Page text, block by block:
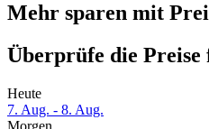
Mehr sparen mit
Überprüfe die Preise
Heute
7. Aug. - 8. Aug.